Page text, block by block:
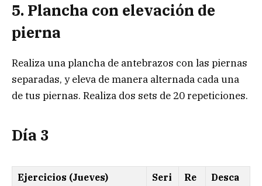
5. Plancha con elevación de
pierna
Realiza una plancha de antebrazos con las piernas
separadas, y eleva de manera alternada cada una
de tus piernas. Realiza dos sets de 20 repeticiones.
Día 3
Ejercicios (Jueves)
Seri
Re
Desca